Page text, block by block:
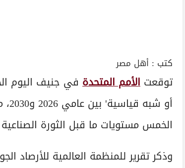
كتب : أهل مصر
توقعت الأمم المتحدة في جنيف اليوم
الخمس مستويات ما قبل الثورة الصناعية بأكثر من
وذكر تقرير للمنظمة العالمية للأرصاد